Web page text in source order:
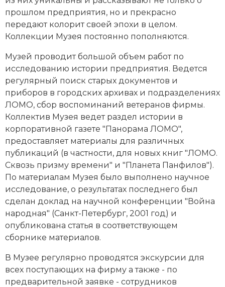
прошлом предприятия, но и прекрасно
передают колорит своей эпохи в целом.
Коллекции Музея постоянно пополняются.
Музей проводит большой объем работ по
исследованию истории предприятия. Ведется
регулярный поиск старых документов и
приборов в городских архивах и подразделениях
ЛОМО, сбор воспоминаний ветеранов фирмы.
Коллектив Музея ведет раздел истории в
корпоративной газете "Панорама ЛОМО",
предоставляет материалы для различных
публикаций (в частности, для новых книг "ЛОМО.
Сквозь призму времени" и "Планета Панфилов").
По материалам Музея было выполнено научное
исследование, о результатах последнего был
сделан доклад на научной конференции "Война
народная" (Санкт-Петербург, 2001 год) и
опубликована статья в соответствующем
сборнике материалов.
В Музее регулярно проводятся экскурсии для
всех поступающих на фирму а также - по
предварительной заявке - сотрудников